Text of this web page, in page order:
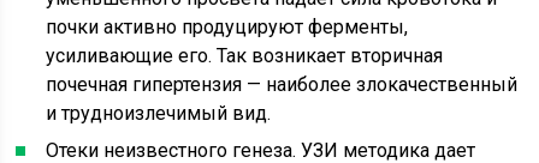
почки активно продуцируют ферменты,
усиливающие его. Так возникает вторичная
почечная гипертензия — наиболее злокачественный
и трудноизлечимый вид.
Отеки неизвестного генеза. УЗИ методика дает